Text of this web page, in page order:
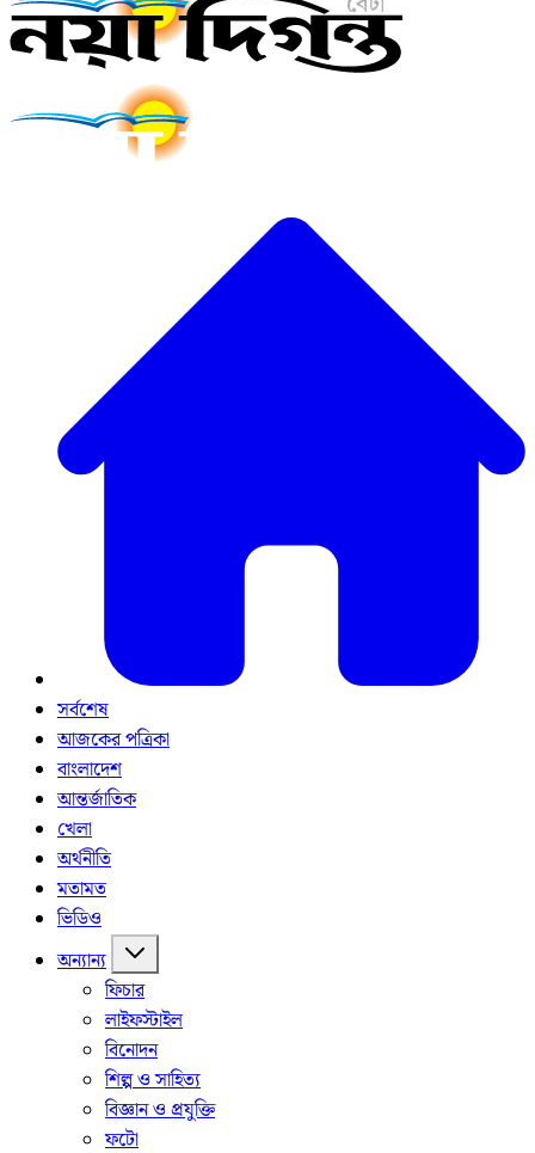
সর্বশেষ
আজকের পত্রিকা
বাংলাদেশ
আন্তর্জাতিক
খেলা
অর্থনীতি
মতামত
ভিডিও
অন্যান্য
ফিচার
লাইফস্টাইল
বিনোদন
শিল্প ও সাহিত্য
বিজ্ঞান ও প্রযুক্তি
ফটো